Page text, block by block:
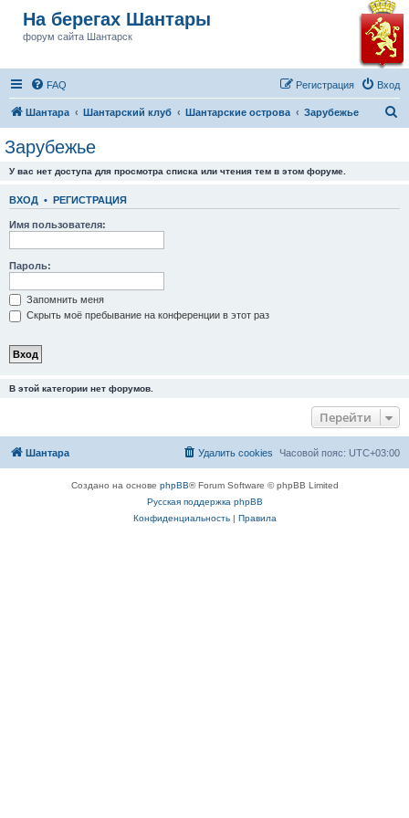
На берегах Шантары
форум сайта Шантарск
FAQ Вход
Регистрация
Шантара Шантарский клуб Шантарские острова Зарубежье
Зарубежье
У вас нет доступа для просмотра списка или чтения тем в этом форуме.
ВХОД • РЕГИСТРАЦИЯ
Имя пользователя:
Пароль:
Запомнить меня
Скрыть моё пребывание на конференции в этот раз
В этой категории нет форумов.
Перейти
Шантара Часовой пояс: UTC+03:00
Удалить cookies
Создано на основе phpBB® Forum Software © phpBB Limited
Русская поддержка phpBB
Конфиденциальность| Правила